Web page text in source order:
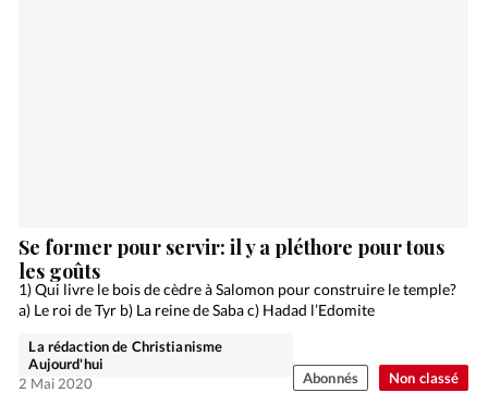
Non classé
Se former pour servir: il y a pléthore pour tous
les goûts
1) Qui livre le bois de cèdre à Salomon pour construire le temple?
a) Le roi de Tyr b) La reine de Saba c) Hadad l’Edomite
La rédaction de Christianisme
Aujourd'hui
2 Mai 2020
Abonnés